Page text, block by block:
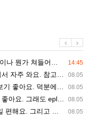
14:45
위함이지 저걸 전쟁준비라고 하…
08.05
정보 확인할 때 출처 꼭 체크해요.…
08.05
공식 중계 채널 먼저 찾아봐요. …
08.05
중계 채널 먼저 찾아봐요. 북마크…
08.05
인할 때 출처 꼭 체크해요. 앞…